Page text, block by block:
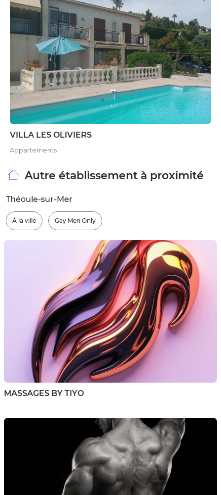
VILLA LES OLIVIERS
Appartements
Autre établissement à proximité
Théoule-sur-Mer
À la ville Gay Men Only
MASSAGES BY TIYO